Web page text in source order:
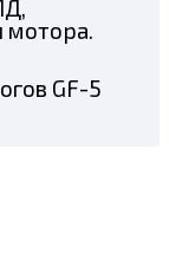
мотора.
GF-5